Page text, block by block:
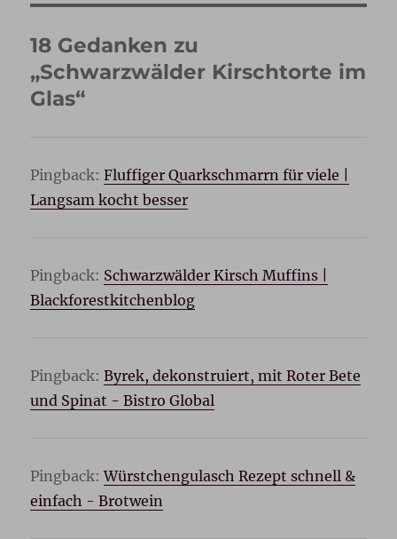
18 Gedanken zu
„Schwarzwälder Kirschtorte im
Glas“
Pingback:Fluffiger Quarkschmarrn für viele |
Langsam kocht besser
Pingback: Schwarzwälder Kirsch Muffins |
Blackforestkitchenblog
Pingback:Byrek, dekonstruiert, mit Roter Bete
und Spinat - Bistro Global
Pingback:Würstchengulasch Rezept schnell &
einfach - Brotwein